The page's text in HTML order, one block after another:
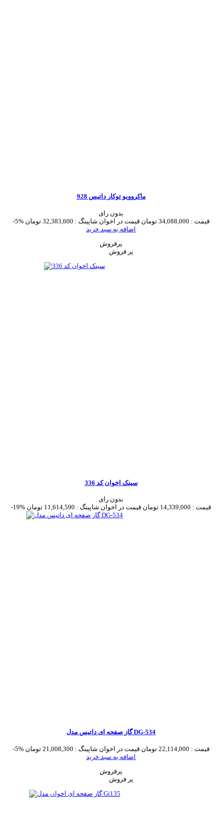
ماکروویو توکار داتیس 928
بدون رای
-5%
قیمت : 34,088,000 تومان قیمت در اخوان شاپینگ : 32,383,600 تومان
اضافه به سبد خرید
پرفروش
سینک اخوان کد 336
بدون رای
-19%
قیمت : 14,339,000 تومان قیمت در اخوان شاپینگ : 11,614,590 تومان
گاز صفحه ای داتیس مدل DG-534
-5% قیمت : 22,114,000 تومان قیمت در اخوان شاپینگ : 21,008,300 تومان
اضافه به سبد خرید
پرفروش